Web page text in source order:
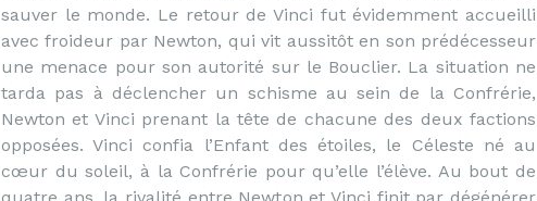
sauver le monde. Le retour de Vinci fut évidemment accueilli
avec froideur par Newton, qui vit aussitôt en son prédécesseur
une menace pour son autorité sur le Bouclier. La situation ne
tarda pas à déclencher un schisme au sein de la Confrérie,
Newton et Vinci prenant la tête de chacune des deux factions
opposées. Vinci confia l’Enfant des étoiles, le Céleste né au
cœur du soleil, à la Confrérie pour qu’elle l’élève. Au bout de